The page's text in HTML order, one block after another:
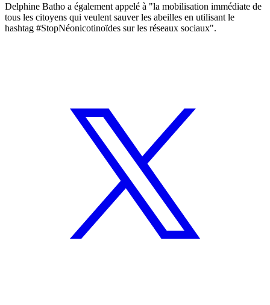
Delphine Batho a également appelé à "la mobilisation immédiate de
tous les citoyens qui veulent sauver les abeilles en utilisant le
hashtag #StopNéonicotinoïdes sur les réseaux sociaux".